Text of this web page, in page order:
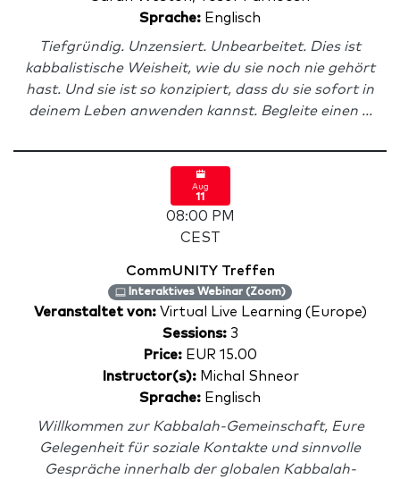
Sprache: Englisch
Tiefgründig. Unzensiert. Unbearbeitet. Dies ist
kabbalistische Weisheit, wie du sie noch nie gehört
hast. Und sie ist so konzipiert, dass du sie sofort in
deinem Leben anwenden kannst. Begleite einen ...
Aug
11
08:00 PM
CEST
CommUNITY Treffen
Interaktives Webinar (Zoom)
Veranstaltet von: Virtual Live Learning (Europe)
Sessions:3
Price: EUR 15.00
Instructor(s):Michal Shneor
Sprache: Englisch
Willkommen zur Kabbalah-Gemeinschaft, Eure
Gelegenheit für soziale Kontakte und sinnvolle
Gespräche innerhalb der globalen Kabbalah-